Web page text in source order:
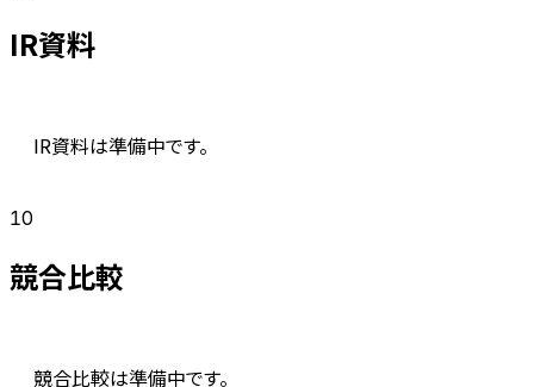
IR資料
IR資料は準備中です。
10
競合比較
競合比較は準備中です。